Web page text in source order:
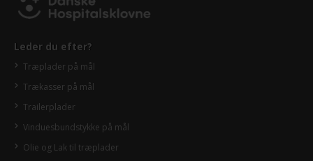
Leder du efter?
Træplader på mål
Trækasser på mål
Trailerplader
Vinduesbundstykke på mål
Olie og Lak til træplader